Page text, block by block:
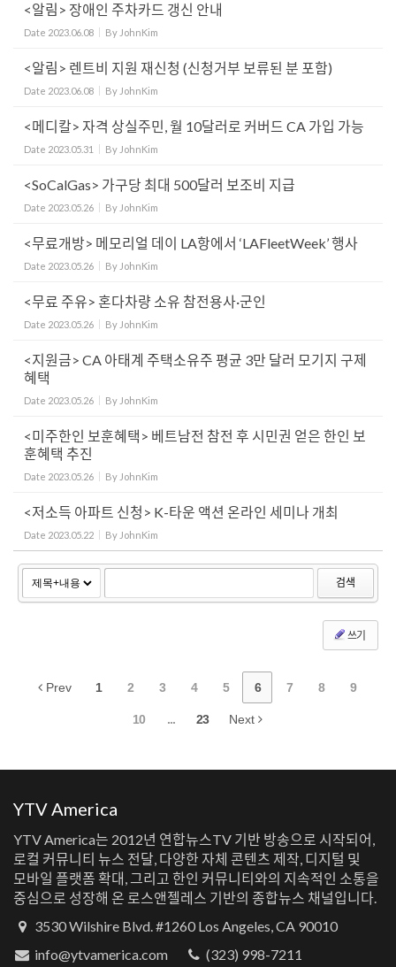
<알림> 장애인 주차카드 갱신 안내
Date 2023.06.08 By JohnKim
<알림> 렌트비 지원 재신청 (신청거부 보류된 분 포함)
Date 2023.06.08 By JohnKim
<메디칼> 자격 상실주민, 월 10달러로 커버드 CA 가입 가능
Date 2023.05.31 By JohnKim
<SoCalGas> 가구당 최대 500달러 보조비 지급
Date 2023.05.26 By JohnKim
<무료개방> 메모리얼 데이 LA항에서 ‘LAFleetWeek’ 행사
Date 2023.05.26 By JohnKim
<무료 주유> 혼다차량 소유 참전용사·군인
Date 2023.05.26 By JohnKim
<지원금> CA 아태계 주택소유주 평균 3만 달러 모기지 구제
혜택
Date 2023.05.26 By JohnKim
<미주한인 보훈혜택> 베트남전 참전 후 시민권 얻은 한인 보
훈혜택 추진
Date 2023.05.26 By JohnKim
<저소득 아파트 신청> K-타운 액션 온라인 세미나 개최
Date 2023.05.22 By JohnKim
검색
쓰기
Prev 1 2 3 4 5 6 7 8 9
10 ... 23 Next
YTV America
YTV America는 2012년 연합뉴스TV 기반 방송으로 시작되어,
로컬 커뮤니티 뉴스 전달, 다양한 자체 콘텐츠 제작, 디지털 및
모바일 플랫폼 확대, 그리고 한인 커뮤니티와의 지속적인 소통을
중심으로 성장해 온 로스앤젤레스 기반의 종합뉴스 채널입니다.
3530 Wilshire Blvd. #1260 Los Angeles, CA 90010
info@ytvamerica.com
(323) 998-7211